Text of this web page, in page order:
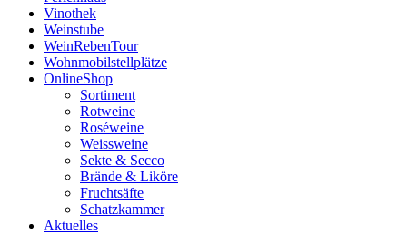
Vinothek
Weinstube
WeinRebenTour
Wohnmobilstellplätze
OnlineShop
Sortiment
Rotweine
Roséweine
Weissweine
Sekte & Secco
Brände & Liköre
Fruchtsäfte
Schatzkammer
Aktuelles